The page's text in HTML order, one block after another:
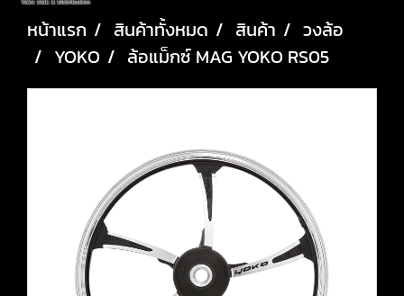
หน้าแรก สินค้าทั้งหมด สินค้า
วงล้อ
YOKO
ล้อแม็กซ์ MAG YOKO RS05